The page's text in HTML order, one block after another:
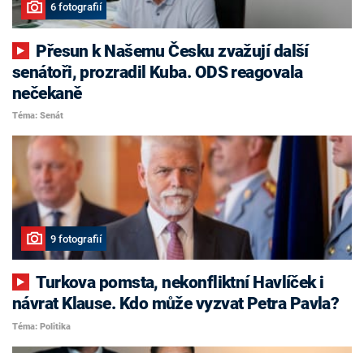
6 fotografií
senátoři, prozradil Kuba. ODS reagovala
nečekaně
Téma: Senát
9 fotografií
Turkova pomsta, nekonfliktní Havlíček i
návrat Klause. Kdo může vyzvat Petra Pavla?
Téma: Politika